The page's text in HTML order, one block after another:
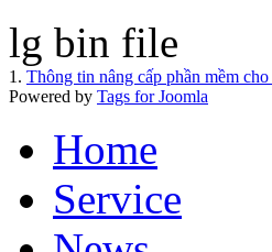
lg bin file
1. Thông tin nâng cấp phần mềm
Powered by Tags for Joomla
Home
Service